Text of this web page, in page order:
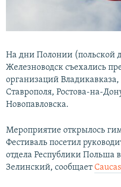
Все сайты РСЕ/РС
На дни Полонии (польской
Железноводск съехались
организаций
Ставрополя, Ростова-на-
Новопавловска.
Мероприятие открылось
Фестиваль посетил
отдела Республики Польша
Зелинский, сообщает